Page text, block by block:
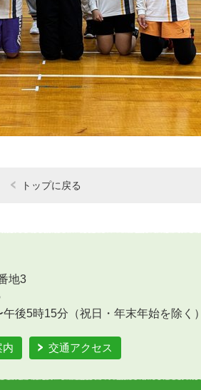
トップに戻る
地3
後5時15分（祝日・年末年始を除く）
内 交通アクセス